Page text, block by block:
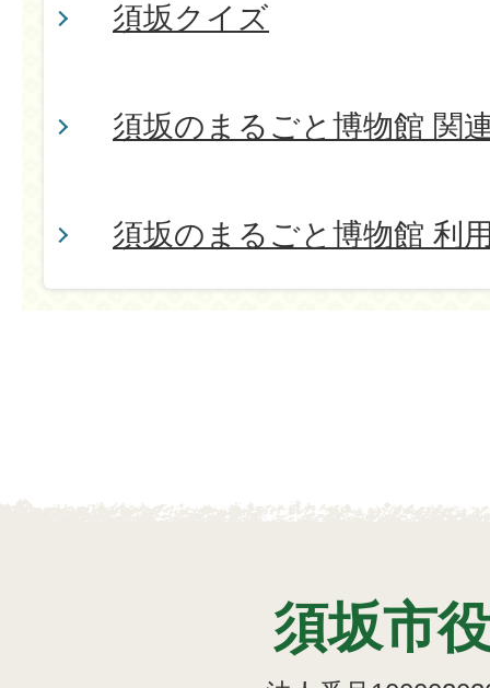
須坂クイズ
須坂のまるごと博物館 関
須坂のまるごと博物館 利
須坂市